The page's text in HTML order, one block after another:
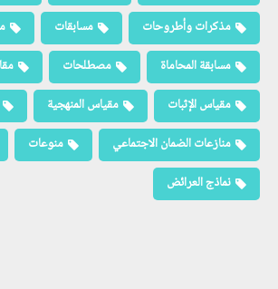
مذكرات وأطروحات
مسابقات
مسابقة المحاماة
مصطلحات
مقياس الإثبات
مقياس المنهجية
منازعات الضمان الاجتماعي
منوعات
نماذج العرائض